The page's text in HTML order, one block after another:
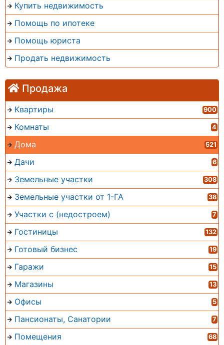
Купить недвижимость
Помощь по ипотеке
Помощь юриста
Продать недвижимость
Продажа
Квартиры 900
Комнаты 4
Дома 521
Дачи 6
Земельные участки 308
Земельные участки от 1-ГА 38
Участки с (недостроем) 7
Гостиницы 132
Готовый бизнес 19
Гаражи 15
Магазины 13
Офисы 5
Пансионаты, Санатории 7
Помещения 68